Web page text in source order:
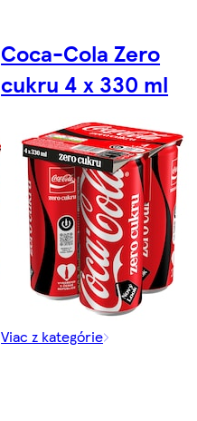
Coca-Cola Zero
cukru 4 x 330 ml
Viac z kategórie